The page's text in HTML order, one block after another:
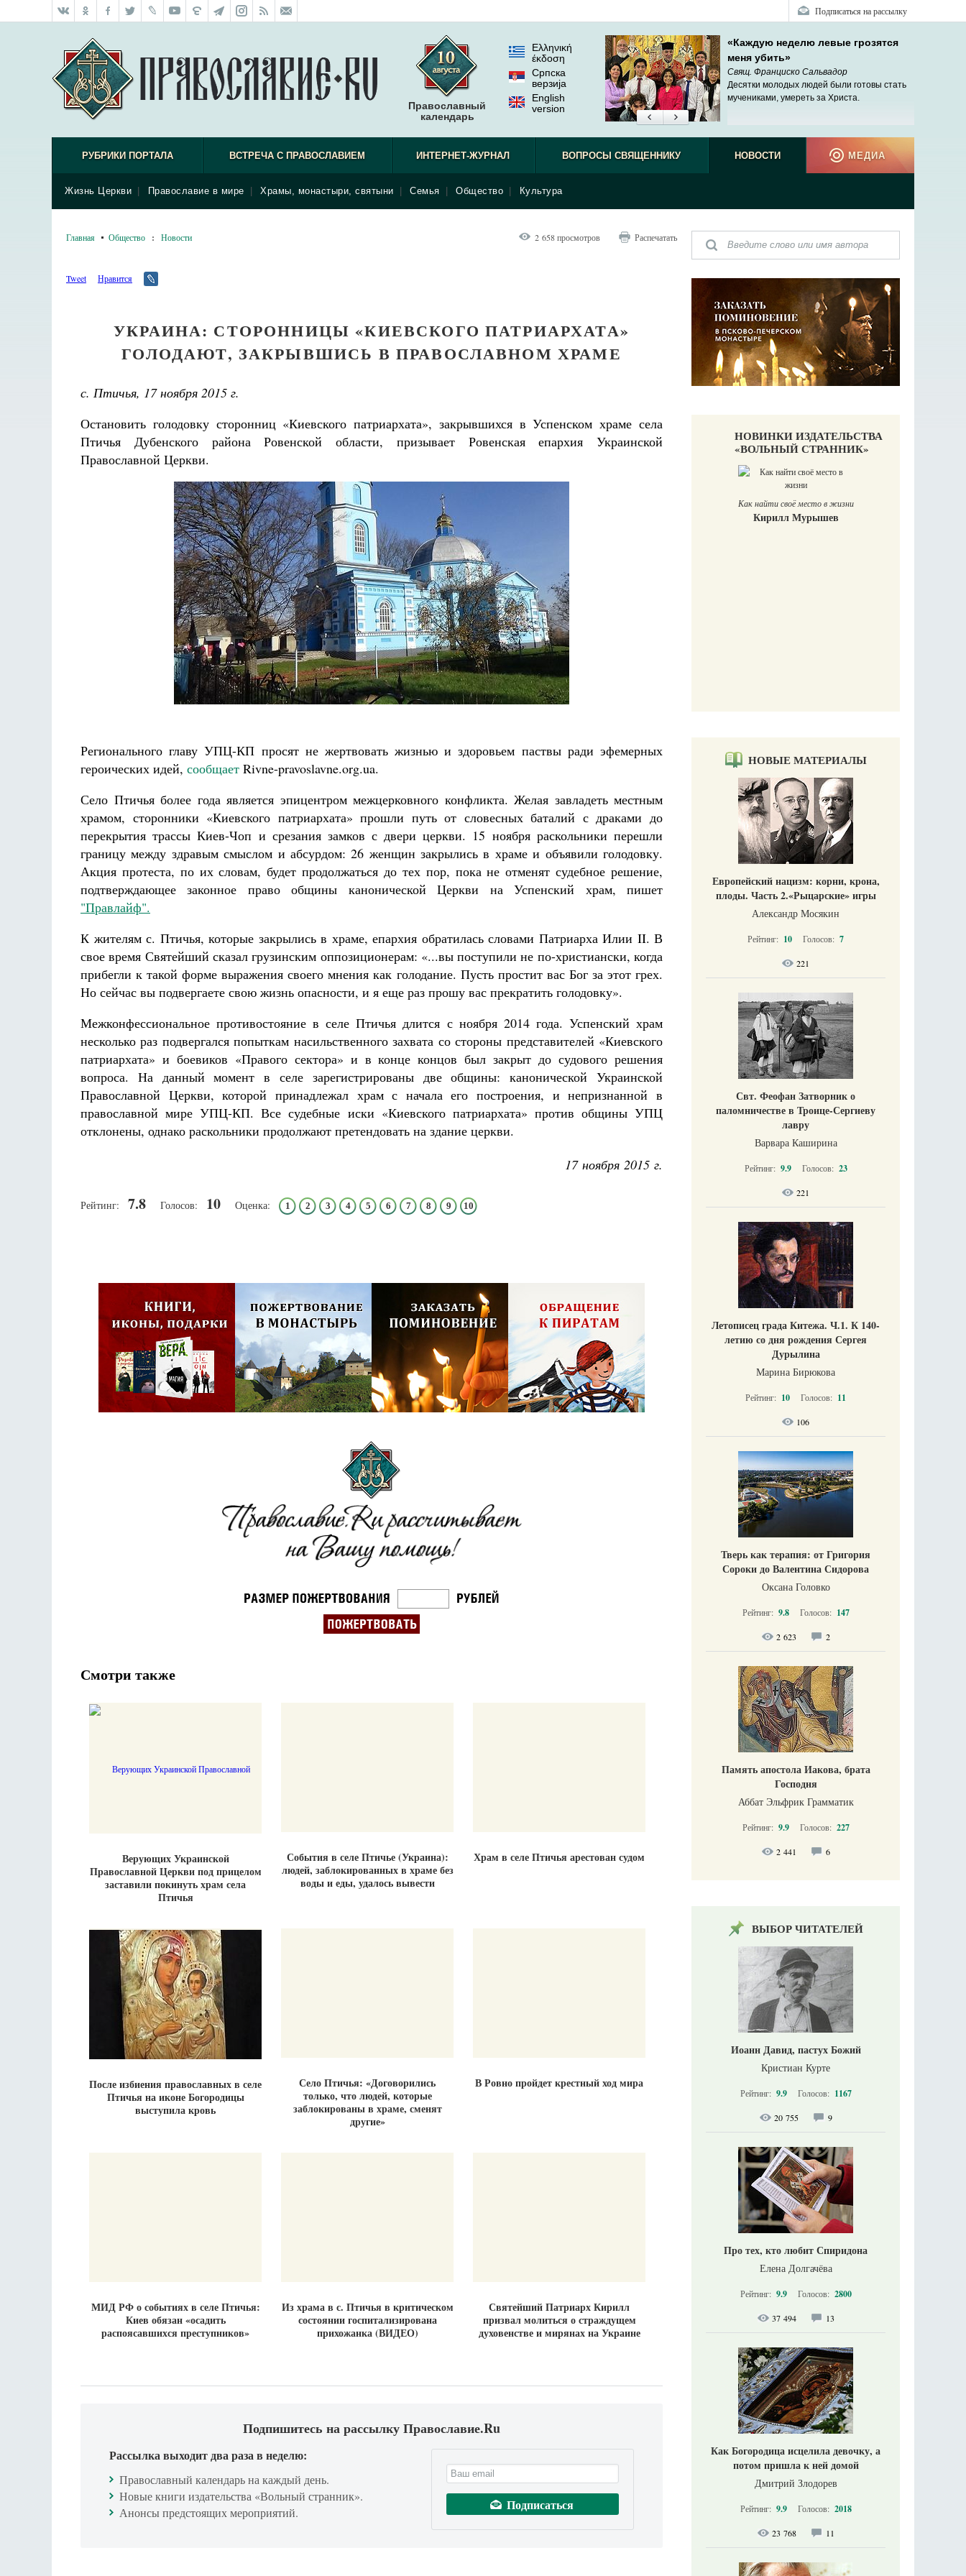
Подписаться на рассылку
Православный
календарь
Ελληνική
έκδοση
Српска
верзиjа
English
version
«Каждую неделю левые грозятся
меня убить»
Свящ. Франциско Сальвадор
Десятки молодых людей были готовы стать
мучениками, умереть за Христа.
РУБРИКИ ПОРТАЛА ВСТРЕЧА С ПРАВОСЛАВИЕМ ИНТЕРНЕТ-ЖУРНАЛ ВОПРОСЫ СВЯЩЕННИКУ НОВОСТИ
Жизнь Церкви Православие в мире Храмы, монастыри, святыни Семья Общество Культура
МЕДИА
Главная Общество : Новости 2 658 просмотров Распечатать
Tweet Нравится
УКРАИНА: СТОРОННИЦЫ «КИЕВСКОГО ПАТРИАРХАТА»
ГОЛОДАЮТ, ЗАКРЫВШИСЬ В ПРАВОСЛАВНОМ ХРАМЕ
с. Птичья, 17 ноября 2015 г.
Остановить голодовку сторонниц «Киевского патриархата», закрывшихся в Успенском храме села
Птичья Дубенского района Ровенской области, призывает Ровенская епархия Украинской
Православной Церкви.
Регионального главу УПЦ-КП просят не жертвовать жизнью и здоровьем паствы ради эфемерных
героических идей, сообщает Rivne-pravoslavne.org.ua.
Село Птичья более года является эпицентром межцерковного конфликта. Желая завладеть местным
храмом, сторонники «Киевского патриархата» прошли путь от словесных баталий с драками до
перекрытия трассы Киев-Чоп и срезания замков с двери церкви. 15 ноября раскольники перешли
границу между здравым смыслом и абсурдом: 26 женщин закрылись в храме и объявили голодовку.
Акция протеста, по их словам, будет продолжаться до тех пор, пока не отменят судебное решение,
подтверждающее законное право общины канонической Церкви на Успенский храм, пишет
"Правлайф".
К жителям с. Птичья, которые закрылись в храме, епархия обратилась словами Патриарха Илии II. В
свое время Святейший сказал грузинским оппозиционерам: «...вы поступили не по-христиански, когда
прибегли к такой форме выражения своего мнения как голодание. Пусть простит вас Бог за этот грех.
Но сейчас вы подвергаете свою жизнь опасности, и я еще раз прошу вас прекратить голодовку».
Межконфессиональное противостояние в селе Птичья длится с ноября 2014 года. Успенский храм
несколько раз подвергался попыткам насильственного захвата со стороны представителей «Киевского
патриархата» и боевиков «Правого сектора» и в конце концов был закрыт до судового решения
вопроса. На данный момент в селе зарегистрированы две общины: канонической Украинской
Православной Церкви, которой принадлежал храм с начала его построения, и непризнанной в
православной мире УПЦ-КП. Все судебные иски «Киевского патриархата» против общины УПЦ
отклонены, однако раскольники продолжают претендовать на здание церкви.
17 ноября 2015 г.
Рейтинг: 7.8 Голосов: 10 Оценка: 1 2 3 4 5 6 7 8 9 10
Смотри также
Верующих Украинской
Православной Церкви под прицелом
заставили покинуть храм села
Птичья
События в селе Птичье (Украина):
людей, заблокированных в храме без
воды и еды, удалось вывести
Храм в селе Птичья арестован судом
После избиения православных в селе
Птичья на иконе Богородицы
выступила кровь
Село Птичья: «Договорились
только, что людей, которые
заблокированы в храме, сменят
другие»
В Ровно пройдет крестный ход мира
МИД РФ о событиях в селе Птичья:
Киев обязан «осадить
распоясавшихся преступников»
Из храма в с. Птичья в критическом
состоянии госпитализирована
прихожанка (ВИДЕО)
Святейший Патриарх Кирилл
призвал молиться о страждущем
духовенстве и мирянах на Украине
Подпишитесь на рассылку Православие.Ru
Рассылка выходит два раза в неделю:
Православный календарь на каждый день.
Новые книги издательства «Вольный странник».
Анонсы предстоящих мероприятий.
НОВИНКИ ИЗДАТЕЛЬСТВА
«ВОЛЬНЫЙ СТРАННИК»
Как найти своё место в жизни
Кирилл Мурышев
НОВЫЕ МАТЕРИАЛЫ
Европейский нацизм: корни, крона,
плоды. Часть 2.«Рыцарские» игры
Александр Мосякин
Рейтинг: 10 Голосов: 7
221
Свт. Феофан Затворник о
паломничестве в Троице-Сергиеву
лавру
Варвара Каширина
Рейтинг: 9.9 Голосов: 23
221
Летописец града Китежа. Ч.1. К 140-
летию со дня рождения Сергея
Дурылина
Марина Бирюкова
Рейтинг: 10 Голосов: 11
106
Тверь как терапия: от Григория
Сороки до Валентина Сидорова
Оксана Головко
Рейтинг: 9.8 Голосов: 147
2 623 2
Память апостола Иакова, брата
Господня
Аббат Эльфрик Грамматик
Рейтинг: 9.9 Голосов: 227
2 441 6
ВЫБОР ЧИТАТЕЛЕЙ
Иоанн Давид, пастух Божий
Кристиан Курте
Рейтинг: 9.9 Голосов: 1167
20 755 9
Про тех, кто любит Спиридона
Елена Долгачёва
Рейтинг: 9.9 Голосов: 2800
37 494 13
Как Богородица исцелила девочку, а
потом пришла к ней домой
Дмитрий Злодорев
Рейтинг: 9.9 Голосов: 2018
23 768 11